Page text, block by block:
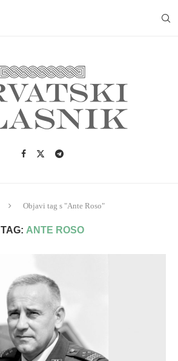
Objavi tag s "Ante Roso"
TAG: ANTE ROSO